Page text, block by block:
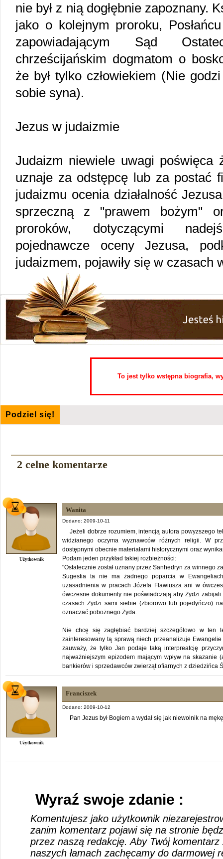
nie był z nią dogłębnie zapoznany.
jako o kolejnym proroku,
zapowiadającym Sąd
chrześcijańskim dogmatom o
że był tylko człowiekiem (Nie
sobie syna).
Jezus w judaizmie
Judaizm niewiele uwagi poświęca
uznaje za odstępcę lub za postać
judaizmu ocenia działalność
sprzeczną z "prawem bożym"
proroków, dotyczącymi
pojednawcze oceny Jezusa,
judaizmem, pojawiły się w czasach
To jest tylko wstępna biografia,
Podziel się!
2 celne komentarze
Użytkownik
Wanita
Dodano: 2009-10-11
Jeżeli dobrze rozumiem, intencją autora powyzszego
widzianego oczyma wyznawców różnych religii. W
dostępnymi obecnie materiałami historycznymi oraz
Podam jeden przykład takiej rozbieżności:
"Ostatecznie został uznany przez Sanhedryn za winnego
Sugestia ta nie ma żadnego poparcia w
uzasadnienia w pracach Józefa Flawiusza ani w
ówczesne dokumenty nie poświadczają aby Żydzi
czasach Żydzi sami siebie (zbiorowo lub pojedyńczo)
oznaczać pobożnego Żyda.
Nie chcę się zagłębiać bardziej szczegółowo w
zainteresowany tą sprawą niech przeanalizuje
zauważy, że tylko Jan podaje taką interpreatcję
najważniejszym epizodem mającym wpływ na
bankierów i sprzedawców zwierząt ofiarnych z dziedzińca
Użytkownik
Franciszek
Dodano: 2009-10-12
Pan Jezus był Bogiem a wydał się jak niewolnik na
Wyraź swoje zdanie :
Komentujesz jako użytkownik
zanim komentarz pojawi się na stronie
przez naszą redakcję. Aby Twój
naszych łamach zachęcamy do darmowej